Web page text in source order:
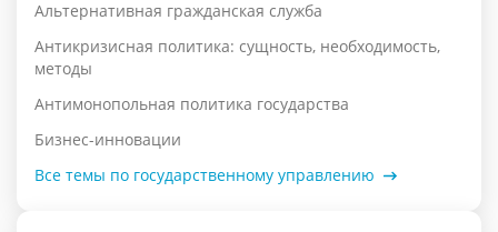
Альтернативная гражданская служба
Антикризисная политика: сущность, необходимость,
методы
Антимонопольная политика государства
Бизнес-инновации
Все темы по государственному управлению